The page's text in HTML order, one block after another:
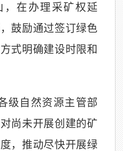
，在办理采矿权延
鼓励通过签订绿色
式明确建设时限和
级自然资源主管部
尚未开展创建的矿
，推动尽快开展绿